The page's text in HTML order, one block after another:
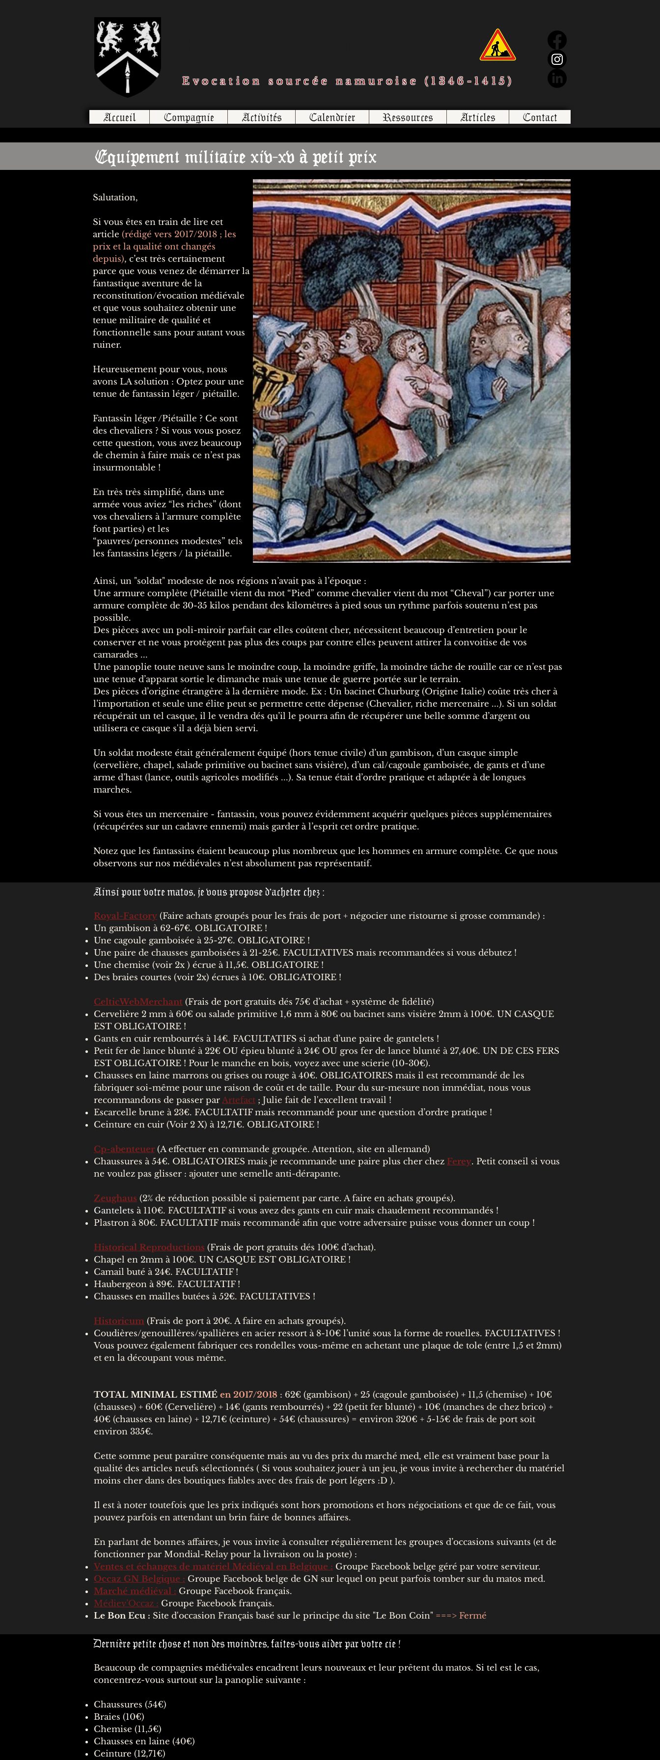
Evocation sourcée namuroise (1346-1415)
Accueil Compagnie Activités Calendrier Ressources Articles Contact
Equipement militaire xiv-xv à petit prix
Salutation,
Si vous êtes en train de lire cet
article (rédigé vers 2017/2018 ; les
prix et la qualité ont changés
depuis), c’est très certainement
parce que vous venez de démarrer la
fantastique aventure de la
reconstitution/évocation médiévale
et que vous souhaitez obtenir une
tenue militaire de qualité et
fonctionnelle sans pour autant vous
ruiner.
Heureusement pour vous, nous
avons LA solution : Optez pour une
tenue de fantassin léger / piétaille.
Fantassin léger /Piétaille ? Ce sont
des chevaliers ? Si vous vous posez
cette question, vous avez beaucoup
de chemin à faire mais ce n’est pas
insurmontable !
En très très simplifié, dans une
armée vous aviez “les riches” (dont
vos chevaliers à l’armure complète
font parties) et les
“pauvres/personnes modestes” tels
les fantassins légers / la piétaille.
Ainsi, un "soldat" modeste de nos régions n’avait pas à l’époque :
Une armure complète (Piétaille vient du mot “Pied” comme chevalier vient du mot “Cheval”) car porter une
armure complète de 30-35 kilos pendant des kilomètres à pied sous un rythme parfois soutenu n’est pas
possible.
Des pièces avec un poli-miroir parfait car elles coûtent cher, nécessitent beaucoup d’entretien pour le
conserver et ne vous protègent pas plus des coups par contre elles peuvent attirer la convoitise de vos
camarades ...
Une panoplie toute neuve sans le moindre coup, la moindre griffe, la moindre tâche de rouille car ce n’est pas
une tenue d’apparat sortie le dimanche mais une tenue de guerre portée sur le terrain.
Des pièces d’origine étrangère à la dernière mode. Ex : Un bacinet Churburg (Origine Italie) coûte très cher à
l’importation et seule une élite peut se permettre cette dépense (Chevalier, riche mercenaire ...). Si un soldat
récupérait un tel casque, il le vendra dés qu’il le pourra afin de récupérer une belle somme d’argent ou
utilisera ce casque s'il a déjà bien servi.
Un soldat modeste était généralement équipé (hors tenue civile) d’un gambison, d’un casque simple
(cervelière, chapel, salade primitive ou bacinet sans visière), d’un cal/cagoule gamboisée, de gants et d’une
arme d’hast (lance, outils agricoles modifiés ...). Sa tenue était d’ordre pratique et adaptée à de longues
marches.
Si vous êtes un mercenaire - fantassin, vous pouvez évidemment acquérir quelques pièces supplémentaires
(récupérées sur un cadavre ennemi) mais garder à l’esprit cet ordre pratique.
Notez que les fantassins étaient beaucoup plus nombreux que les hommes en armure complète. Ce que nous
observons sur nos médiévales n’est absolument pas représentatif.
Ainsi pour votre matos, je vous propose d'acheter chez :
Royal-Factory (Faire achats groupés pour les frais de port + négocier une ristourne si grosse commande) :
Un gambison à 62-67€. OBLIGATOIRE !
Une cagoule gamboisée à 25-27€. OBLIGATOIRE !
Une paire de chausses gamboisées à 21-25€. FACULTATIVES mais recommandées si vous débutez !
Une chemise (voir 2x ) écrue à 11,5€. OBLIGATOIRE !
Des braies courtes (voir 2x) écrues à 10€. OBLIGATOIRE !
CelticWebMerchant (Frais de port gratuits dés 75€ d’achat + système de fidélité)
Cervelière 2 mm à 60€ ou salade primitive 1,6 mm à 80€ ou bacinet sans visière 2mm à 100€. UN CASQUE
EST OBLIGATOIRE !
Gants en cuir rembourrés à 14€. FACULTATIFS si achat d’une paire de gantelets !
Petit fer de lance blunté à 22€ OU épieu blunté à 24€ OU gros fer de lance blunté à 27,40€. UN DE CES FERS
EST OBLIGATOIRE ! Pour le manche en bois, voyez avec une scierie (10-30€).
Chausses en laine marrons ou grises ou rouge à 40€. OBLIGATOIRES mais il est recommandé de les
fabriquer soi-même pour une raison de coût et de taille. Pour du sur-mesure non immédiat, nous vous
recommandons de passer parArtefact ; Julie fait de l'excellent travail !
Escarcelle brune à 23€. FACULTATIF mais recommandé pour une question d’ordre pratique !
Ceinture en cuir (Voir 2 X) à 12,71€. OBLIGATOIRE !
Cp-abenteuer(A effectuer en commande groupée. Attention, site en allemand)
Chaussures à 54€. OBLIGATOIRES mais je recommande une paire plus cher chez Ferey. Petit conseil si vous
ne voulez pas glisser : ajouter une semelle anti-dérapante.
Zeughaus (2% de réduction possible si paiement par carte. A faire en achats groupés).
Gantelets à 110€. FACULTATIF si vous avez des gants en cuir mais chaudement recommandés !
Plastron à 80€. FACULTATIF mais recommandé afin que votre adversaire puisse vous donner un coup !
Historical Reproductions (Frais de port gratuits dés 100€ d’achat).
Chapel en 2mm à 100€. UN CASQUE EST OBLIGATOIRE !
Camail buté à 24€. FACULTATIF !
Haubergeon à 89€. FACULTATIF !
Chausses en mailles butées à 52€. FACULTATIVES !
Historicum (Frais de port à 20€. A faire en achats groupés).
Coudières/genouillères/spallières en acier ressort à 8-10€ l’unité sous la forme de rouelles. FACULTATIVES !
Vous pouvez également fabriquer ces rondelles vous-même en achetant une plaque de tole (entre 1,5 et 2mm)
et en la découpant vous même.
TOTAL MINIMAL ESTIMÉ en 2017/2018 : 62€ (gambison) + 25 (cagoule gamboisée) + 11,5 (chemise) + 10€
(chausses) + 60€ (Cervelière) + 14€ (gants rembourrés) + 22 (petit fer blunté) + 10€ (manches de chez brico) +
40€ (chausses en laine) + 12,71€ (ceinture) + 54€ (chaussures) = environ 320€ + 5-15€ de frais de port soit
environ 335€.
Cette somme peut paraître conséquente mais au vu des prix du marché med, elle est vraiment base pour la
qualité des articles neufs sélectionnés ( Si vous souhaitez jouer à un jeu, je vous invite à rechercher du matériel
moins cher dans des boutiques fiables avec des frais de port légers :D ).
Il est à noter toutefois que les prix indiqués sont hors promotions et hors négociations et que de ce fait, vous
pouvez parfois en attendant un brin faire de bonnes affaires.
En parlant de bonnes affaires, je vous invite à consulter régulièrement les groupes d’occasions suivants (et de
fonctionner par Mondial-Relaypour la livraison ou la poste) :
Ventes et échanges de matériel Médiéval en Belgique : Groupe Facebook belge géré par votre serviteur.
Occaz GN Belgique : Groupe Facebook belge de GN sur lequel on peut parfois tomber sur du matos med.
Marché médiéval : Groupe Facebook français.
Médiev’Occaz : Groupe Facebook français.
Le Bon Ecu : Site d'occasion Français basé sur le principe du site "Le Bon Coin" ===> Fermé
Dernière petite chose et non des moindres, faites-vous aider par votre cie !
Beaucoup de compagnies médiévales encadrent leurs nouveaux et leur prêtent du matos. Si tel est le cas,
concentrez-vous surtout sur la panoplie suivante :
Chaussures (54€)
Braies (10€)
Chemise (11,5€)
Chausses en laine (40€)
Ceinture (12,71€)